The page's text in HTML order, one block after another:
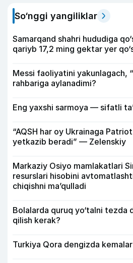
So‘nggi yangiliklar
Samarqand shahri hududiga
qariyb 17,2 ming gektar yer
Messi faoliyatini yakunlagach,
rahbariga aylanadimi?
Eng yaxshi sarmoya — sifatli
“AQSH har oy Ukrainaga
yetkazib beradi” — Zelenskiy
Markaziy Osiyo mamlakatlari
resurslari hisobini
chiqishni ma’qulladi
Bolalarda quruq yo‘talni tezda
qilish kerak?
Turkiya Qora dengizda